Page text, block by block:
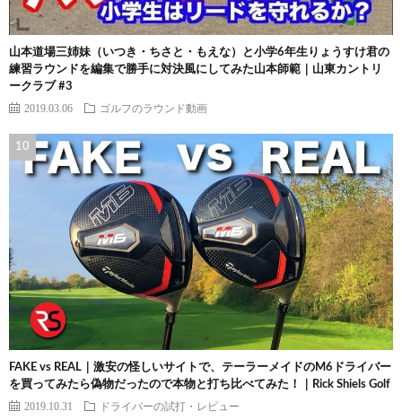
山本道場三姉妹（いつき・ちさと・もえな）と小学6年生りょうすけ君の
練習ラウンドを編集で勝手に対決風にしてみた山本師範｜山東カントリ
ークラブ #3
2019.03.06 ゴルフのラウンド動画
FAKE vs REAL｜激安の怪しいサイトで、テーラーメイドのM6ドライバー
を買ってみたら偽物だったので本物と打ち比べてみた！｜Rick Shiels Golf
2019.10.31 ドライバーの試打・レビュー